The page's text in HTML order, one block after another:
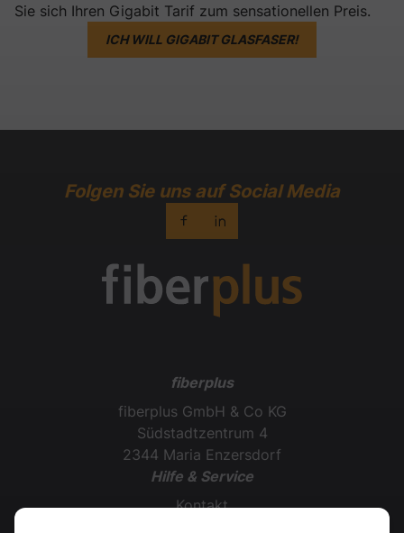
Sie sich Ihren Gigabit Tarif zum sensationellen Preis.
ICH WILL GIGABIT GLASFASER!
Folgen Sie uns auf Social Media
fiberplus
fiberplus GmbH & Co KG
Südstadtzentrum 4
2344 Maria Enzersdorf
Hilfe & Service
Kontakt